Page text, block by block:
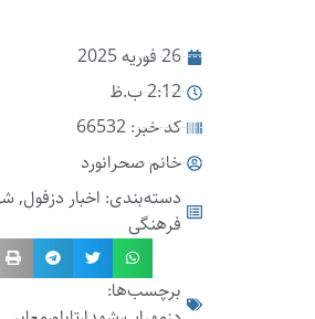
26 فوریه 2025
2:12 ب.ظ
کد خبر: 66532
خانم صحرانورد
دسته‌بندی: اخبار دزفول,
فرهنگی
برچسب‌ها: